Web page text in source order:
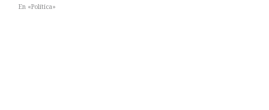
En «Política»